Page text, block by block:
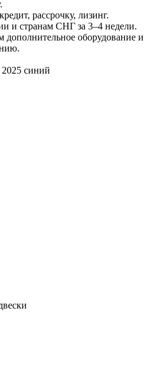
рассрочку, лизинг.
и странам СНГ за 3–4 недели.
оборудование и
синий